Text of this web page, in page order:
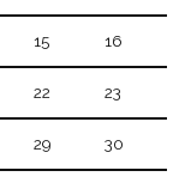
15 16
22 23
29 30